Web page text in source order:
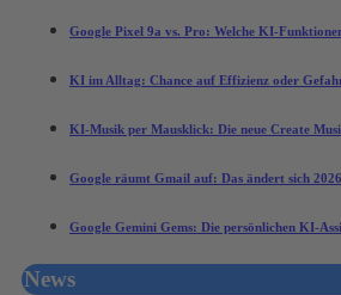
Google Pixel 9a vs. Pro: Welche KI-
KI im Alltag: Chance auf Effizienz oder
KI-Musik per Mausklick: Die neue Create
Google räumt Gmail auf: Das ändert sich
Google Gemini Gems: Die persönlichen KI-
News